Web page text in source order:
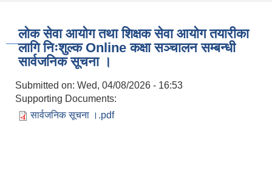
लोक सेवा आयोग तथा शिक्षक सेवा आयोग तयारीका
लागि निःशुल्क Online कक्षा सञ्चालन सम्बन्धी
सार्वजनिक सूचना ।
Submitted on: Wed, 04/08/2026 - 16:53
Supporting Documents:
सार्वजनिक सूचना ।.pdf